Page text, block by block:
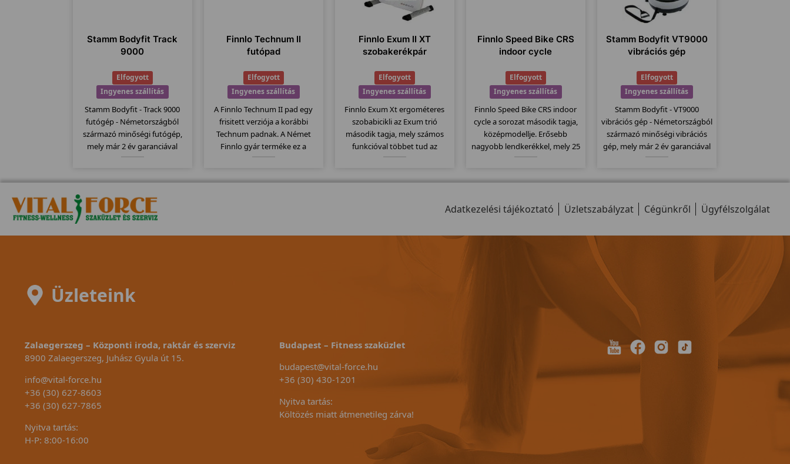
Stamm Bodyfit Track
9000
Elfogyott
Ingyenes szállítás
Stamm Bodyfit - Track 9000
futógép - Németországból
származó minőségi futógép,
mely már 2 év garanciával
kategóriájához képest
130x43cm-es futófelülettel
rendelkezik.
Finnlo Technum II
futópad
Elfogyott
Ingyenes szállítás
A Finnlo Technum II pad egy
frisitett verziója a korábbi
Technum padnak. A Német
Finnlo gyár terméke ez a
135x44cm-es futófelület,
Finnlo Exum II XT
szobakerékpár
Elfogyott
Ingyenes szállítás
Finnlo Exum Xt ergométeres
szobabicikli az Exum trió
második tagja, mely számos
funkcióval többet tud az
ezáltal szintén 150kg-os
Finnlo Speed Bike CRS
indoor cycle
Elfogyott
Ingyenes szállítás
Finnlo Speed Bike CRS indoor
cycle a sorozat második tagja,
középmodellje. Erősebb
nagyobb lendkerékkel, mely 25
Computere kompatibilis a
Stamm Bodyfit VT9000
vibrációs gép
Elfogyott
Ingyenes szállítás
Stamm Bodyfit - VT9000
vibrációs gép - Németországból
származó minőségi vibrációs
gép, mely már 2 év garanciával
egy nagy motor dolgoztat meg,
Adatkezelési tájékoztató Üzletszabályzat Cégünkről Ügyfélszolgálat
Üzleteink
Zalaegerszeg – Központi iroda, raktár és szerviz
8900 Zalaegerszeg, Juhász Gyula út 15.
info@vital-force.hu
+36 (30) 627-8603
+36 (30) 627-7865
Nyitva tartás:
H-P: 8:00-16:00
Budapest – Fitness szaküzlet
budapest@vital-force.hu
+36 (30) 430-1201
Nyitva tartás:
Költözés miatt átmenetileg zárva!